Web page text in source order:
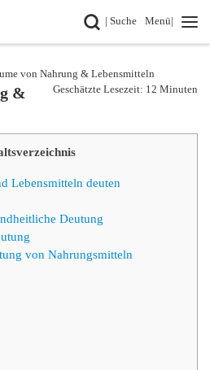
| SucheSearch
Menü|
von Nahrung & Lebensmitteln
Geschätzte Lesezeit: 12 Minuten
&
Lebensmitteln deuten
Deutung
von Nahrungsmitteln